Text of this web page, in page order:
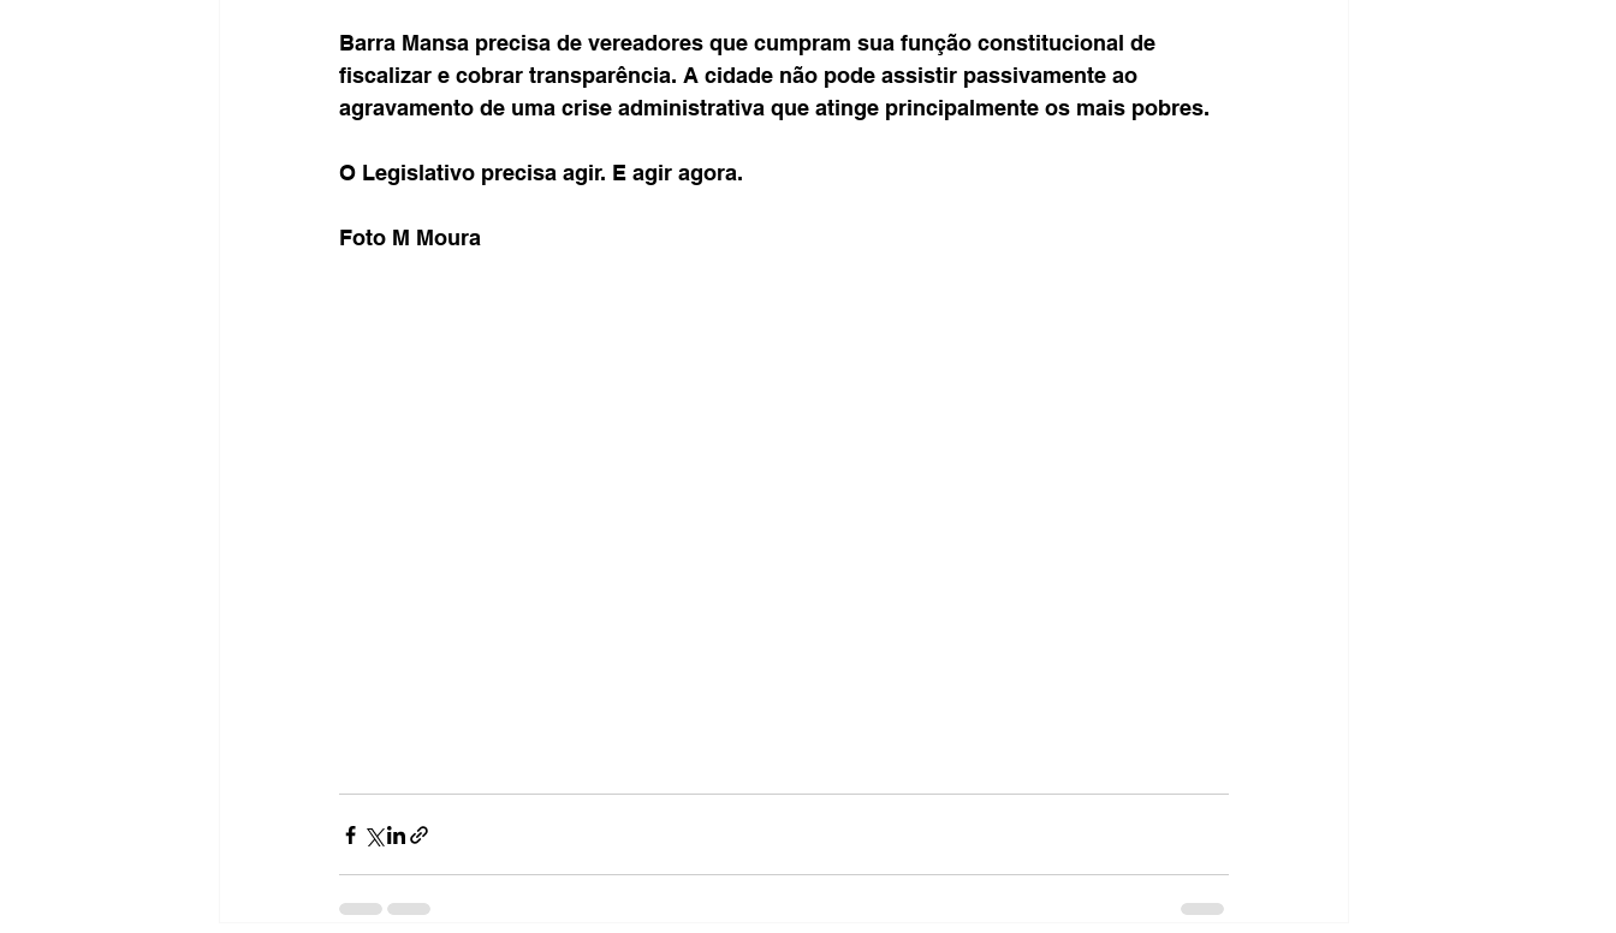
Barra Mansa precisa de vereadores que cumpram sua função constitucional de
fiscalizar e cobrar transparência. A cidade não pode assistir passivamente ao
agravamento de uma crise administrativa que atinge principalmente os mais pobres.
O Legislativo precisa agir. E agir agora.
Foto M Moura